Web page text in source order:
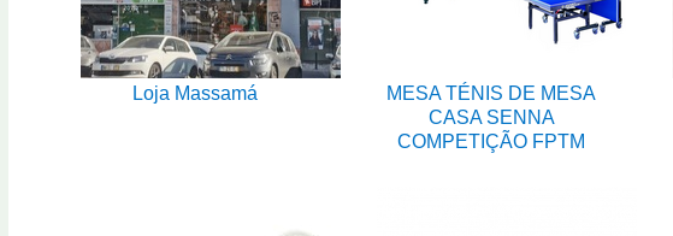
Loja Massamá
MESA TÉNIS DE MESA
CASA SENNA
COMPETIÇÃO FPTM